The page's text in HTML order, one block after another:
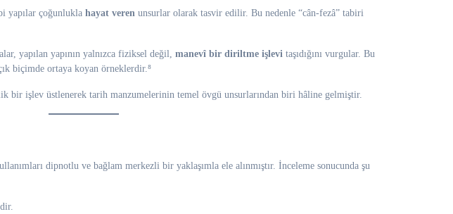
yapılar çoğunlukla hayat veren unsurlar olarak tasvir edilir. Bu nedenle “cân-fezâ” tabiri
yapılan yapının yalnızca fiziksel değil, manevî bir diriltme işlevi taşıdığını vurgular. Bu
biçimde ortaya koyan örneklerdir.⁸
bir işlev üstlenerek tarih manzumelerinin temel övgü unsurlarından biri hâline gelmiştir.
dipnotlu ve bağlam merkezli bir yaklaşımla ele alınmıştır. İnceleme sonucunda şu